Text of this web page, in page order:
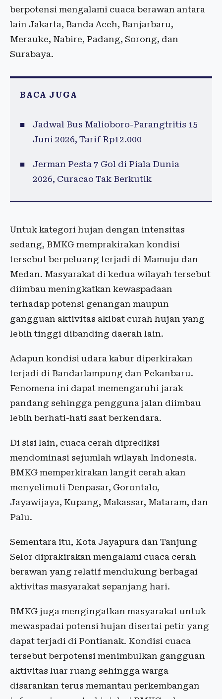
berpotensi mengalami cuaca berawan antara
lain Jakarta, Banda Aceh, Banjarbaru,
Merauke, Nabire, Padang, Sorong, dan
Surabaya.
BACA JUGA
Jadwal Bus Malioboro-Parangtritis 15
Juni 2026, Tarif Rp12.000
Jerman Pesta 7 Gol di Piala Dunia
2026, Curacao Tak Berkutik
Untuk kategori hujan dengan intensitas
sedang, BMKG memprakirakan kondisi
tersebut berpeluang terjadi di Mamuju dan
Medan. Masyarakat di kedua wilayah tersebut
diimbau meningkatkan kewaspadaan
terhadap potensi genangan maupun
gangguan aktivitas akibat curah hujan yang
lebih tinggi dibanding daerah lain.
Adapun kondisi udara kabur diperkirakan
terjadi di Bandarlampung dan Pekanbaru.
Fenomena ini dapat memengaruhi jarak
pandang sehingga pengguna jalan diimbau
lebih berhati-hati saat berkendara.
Di sisi lain, cuaca cerah diprediksi
mendominasi sejumlah wilayah Indonesia.
BMKG memperkirakan langit cerah akan
menyelimuti Denpasar, Gorontalo,
Jayawijaya, Kupang, Makassar, Mataram, dan
Palu.
Sementara itu, Kota Jayapura dan Tanjung
Selor diprakirakan mengalami cuaca cerah
berawan yang relatif mendukung berbagai
aktivitas masyarakat sepanjang hari.
BMKG juga mengingatkan masyarakat untuk
mewaspadai potensi hujan disertai petir yang
dapat terjadi di Pontianak. Kondisi cuaca
tersebut berpotensi menimbulkan gangguan
aktivitas luar ruang sehingga warga
disarankan terus memantau perkembangan